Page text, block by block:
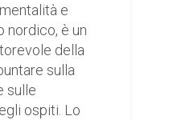
e
nordico, è un
della
sulla
sulle
ospiti. Lo